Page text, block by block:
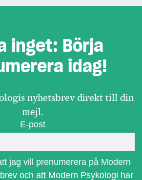
inget: Börja
idag!
nyhetsbrev direkt till din
mejl.
E-post
jag vill prenumerera på Modern
och att Modern Psykologi har